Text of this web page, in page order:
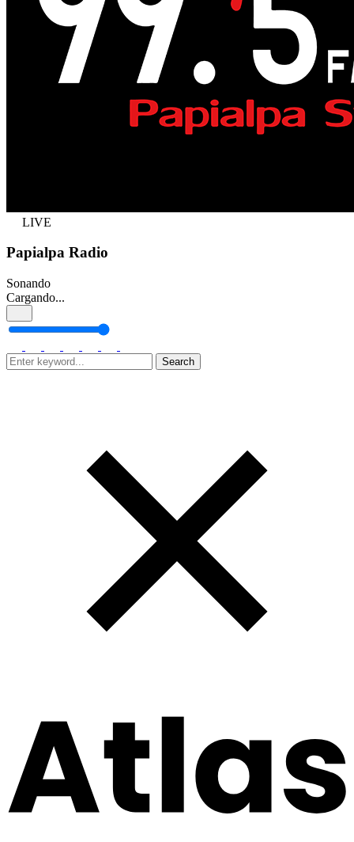
LIVE
Papialpa Radio
Sonando
Cargando...
Search